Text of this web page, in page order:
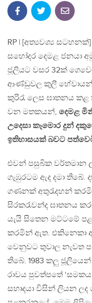
RP | [අත්‍යවශ්‍ය
සහෝදර දෙමළ ජනයා
ජූලියට වසර 32ක්
ආණ්ඩුවල කුලී
කුරිරැ ලෙස ඝාතනය
වන මතකයන්, දෙමළ
උදෙසා කෑමොර දුන්
ඉතිහාසයක් බවට
එවන් පසුබික වර්තමාන
ගැඹුරටම ඇද දමා
ගණනක් අතුරැදහන්
සිරකරැවන්ද ඝාතනය
යැයි සිතෙන මට්ටමේ
කරමින් ඇත. එකිනෙකා
වෙනුවට තුවාල නැවත
තිබේ. 1983 කලු
රාවය පුවත්පතේ
සහෘදයා විසින් ලියන